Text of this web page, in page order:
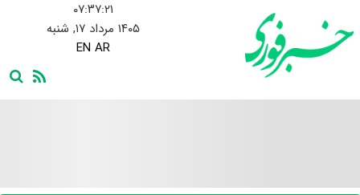
۰۷:۳۷:۲۲
۱۴۰۵ مرداد ۱۷, شنبه
EN AR